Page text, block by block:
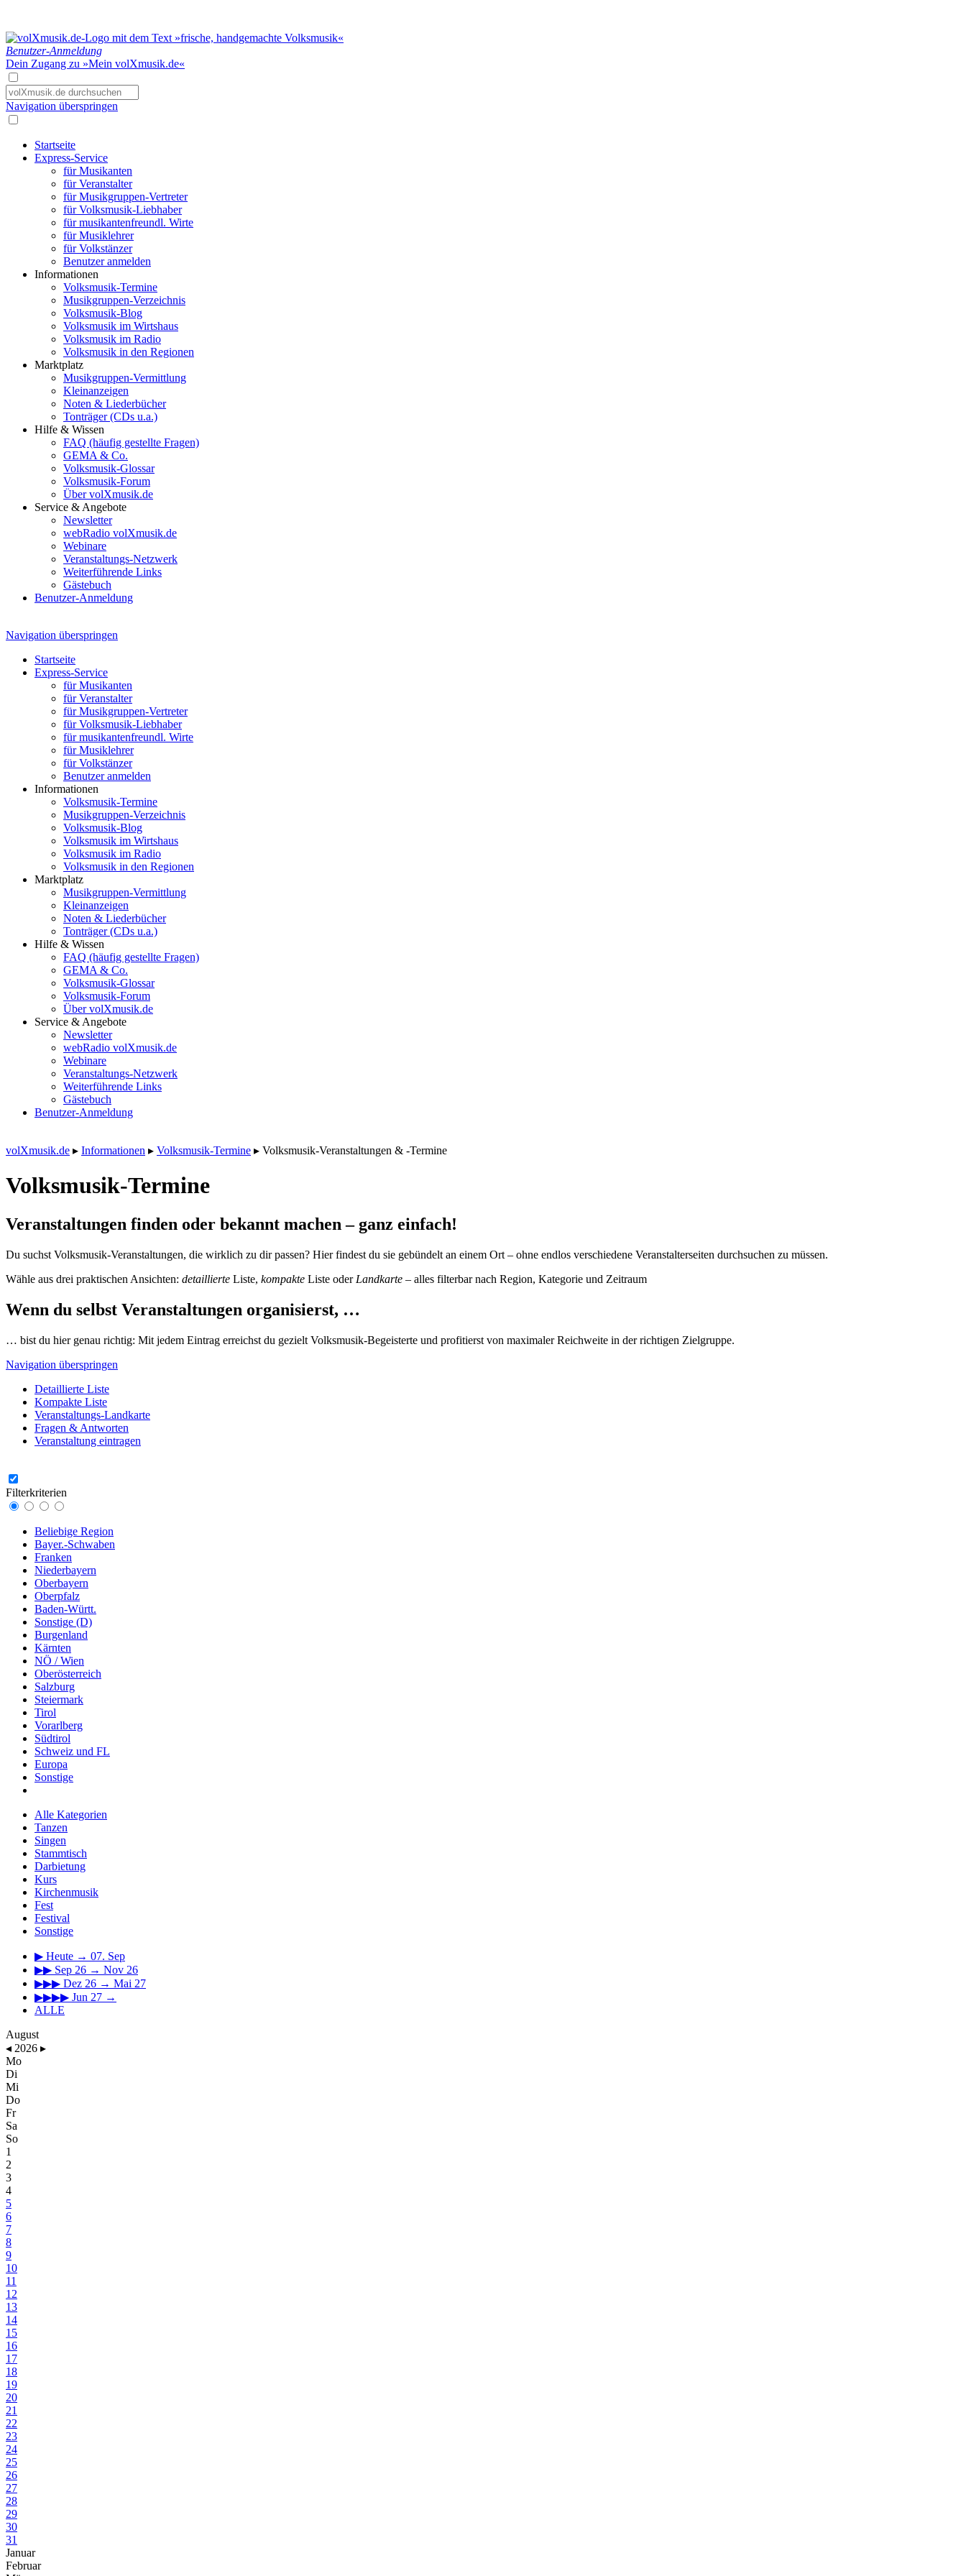
Benutzer-Anmeldung
Dein Zugang zu »Mein volXmusik.de«
Navigation überspringen
Startseite
Express-Service
für Musikanten
für Veranstalter
für Musikgruppen-Vertreter
für Volksmusik-Liebhaber
für musikantenfreundl. Wirte
für Musiklehrer
für Volkstänzer
Benutzer anmelden
Informationen
Volksmusik-Termine
Musikgruppen-Verzeichnis
Volksmusik-Blog
Volksmusik im Wirtshaus
Volksmusik im Radio
Volksmusik in den Regionen
Marktplatz
Musikgruppen-Vermittlung
Kleinanzeigen
Noten & Liederbücher
Tonträger (CDs u.a.)
Hilfe & Wissen
FAQ (häufig gestellte Fragen)
GEMA & Co.
Volksmusik-Glossar
Volksmusik-Forum
Über volXmusik.de
Service & Angebote
Newsletter
webRadio volXmusik.de
Webinare
Veranstaltungs-Netzwerk
Weiterführende Links
Gästebuch
Benutzer-Anmeldung
Navigation überspringen
Startseite
Express-Service
für Musikanten
für Veranstalter
für Musikgruppen-Vertreter
für Volksmusik-Liebhaber
für musikantenfreundl. Wirte
für Musiklehrer
für Volkstänzer
Benutzer anmelden
Informationen
Volksmusik-Termine
Musikgruppen-Verzeichnis
Volksmusik-Blog
Volksmusik im Wirtshaus
Volksmusik im Radio
Volksmusik in den Regionen
Marktplatz
Musikgruppen-Vermittlung
Kleinanzeigen
Noten & Liederbücher
Tonträger (CDs u.a.)
Hilfe & Wissen
FAQ (häufig gestellte Fragen)
GEMA & Co.
Volksmusik-Glossar
Volksmusik-Forum
Über volXmusik.de
Service & Angebote
Newsletter
webRadio volXmusik.de
Webinare
Veranstaltungs-Netzwerk
Weiterführende Links
Gästebuch
Benutzer-Anmeldung
volXmusik.de ▸ Informationen ▸ Volksmusik-Termine ▸ Volksmusik-Veranstaltungen & -Termine
Volksmusik-Termine
Veranstaltungen finden oder bekannt machen – ganz einfach!
Du suchst Volksmusik-Veranstaltungen, die wirklich zu dir passen? Hier findest du sie gebündelt an einem Ort – ohne endlos verschiedene Veranstalterseiten durchsuchen zu müssen.
Wähle aus drei praktischen Ansichten: detaillierte Liste, kompakte Liste oder Landkarte – alles filterbar nach Region, Kategorie und Zeitraum
Wenn du selbst Veranstaltungen organisierst, …
… bist du hier genau richtig: Mit jedem Eintrag erreichst du gezielt Volksmusik-Begeisterte und profitierst von maximaler Reichweite in der richtigen Zielgruppe.
Navigation überspringen
Detaillierte Liste
Kompakte Liste
Veranstaltungs-Landkarte
Fragen & Antworten
Veranstaltung eintragen
Filterkriterien
Beliebige Region
Bayer.-Schwaben
Franken
Niederbayern
Oberbayern
Oberpfalz
Baden-Württ.
Sonstige (D)
Burgenland
Kärnten
NÖ / Wien
Oberösterreich
Salzburg
Steiermark
Tirol
Vorarlberg
Südtirol
Schweiz und FL
Europa
Sonstige
Alle Kategorien
Tanzen
Singen
Stammtisch
Darbietung
Kurs
Kirchenmusik
Fest
Festival
Sonstige
▶ Heute → 07. Sep
▶▶ Sep 26 → Nov 26
▶▶▶ Dez 26 → Mai 27
▶▶▶▶ Jun 27 →
ALLE
August
◂ 2026 ▸
Mo
Di
Mi
Do
Fr
Sa
So
1
2
3
4
5
6
7
8
9
10
11
12
13
14
15
16
17
18
19
20
21
22
23
24
25
26
27
28
29
30
31
Januar
Februar